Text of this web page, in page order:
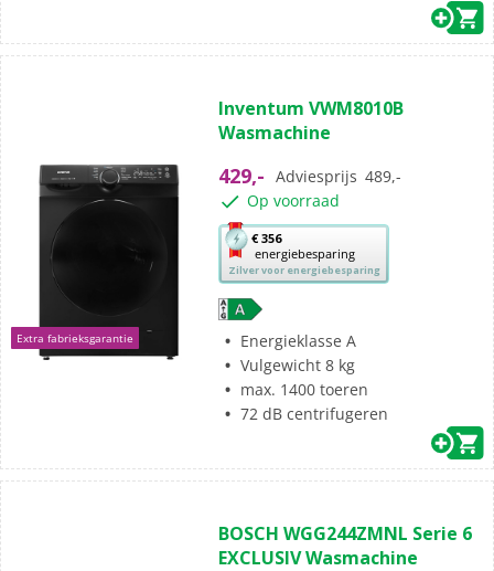
Extra fabrieksgarantie
van
de
sterren.
63
beoordelingen
Inventum VWM8010B
Wasmachine
429,- Adviesprijs 489,-
Op voorraad
€ 356
energiebesparing
Zilver voor energiebesparing
Met
deze
knop
opent
Youreko’s
tool
voor
energiebesparing.
Energieklasse A
Vulgewicht 8 kg
max. 1400 toeren
72 dB centrifugeren
van
de
BOSCH WGG244ZMNL Serie 6
EXCLUSIV Wasmachine